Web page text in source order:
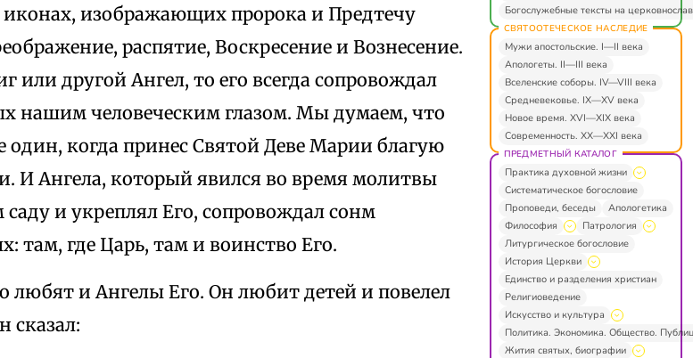
иконах, изображающих пророка и Предтечу
распятие, Воскресение и Вознесение.
или другой Ангел, то его всегда сопровождал
нашим человеческим глазом. Мы думаем, что
один, когда принес Святой Деве Марии благую
И Ангела, который явился во время молитвы
и укреплял Его, сопровождал сонм
там, где Царь, там и воинство Его.
любят и Ангелы Его. Он любит детей и повелел
сказал:
Богослужебные тексты на
СВЯТООТЕЧЕСКОЕ НАСЛЕДИЕ
Мужи апостольские. I—II века
Апологеты. II—III века
Вселенские соборы. IV—VIII века
Средневековье. IX—XV века
Новое время. XVI—XIX века
Современность. XX—XXI века
ПРЕДМЕТНЫЙ КАТАЛОГ
Практика духовной жизни
Систематическое богословие
Проповеди, беседы
Апологетика
Философия
Патрология
Литургическое богословие
История Церкви
Единство и разделения христиан
Религиоведение
Искусство и культура
Политика. Экономика. Общество.
Жития святых, биографии